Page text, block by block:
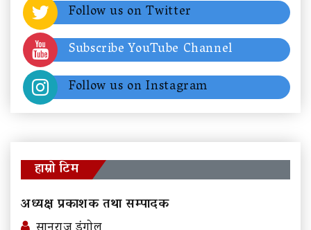
Follow us on Twitter
Subscribe YouTube Channel
Follow us on Instagram
हाम्रो टिम
अध्यक्ष प्रकाशक तथा सम्पादक